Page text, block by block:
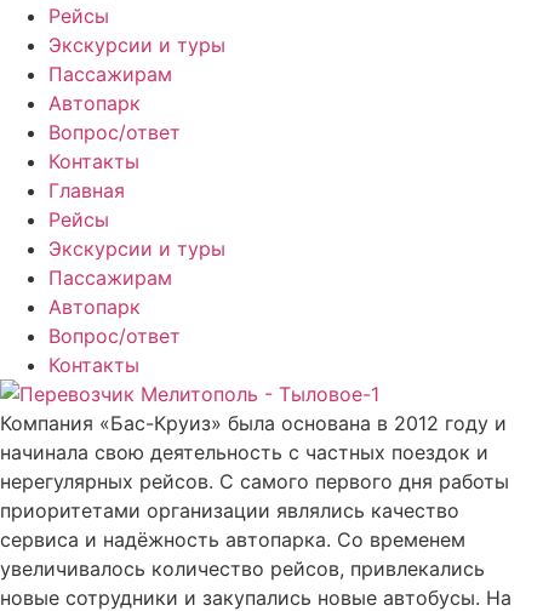
Рейсы
Экскурсии и туры
Пассажирам
Автопарк
Вопрос/ответ
Контакты
Главная
Рейсы
Экскурсии и туры
Пассажирам
Автопарк
Вопрос/ответ
Контакты
Компания «Бас-Круиз» была основана в 2012 году и
начинала свою деятельность с частных поездок и
нерегулярных рейсов. С самого первого дня работы
приоритетами организации являлись качество
сервиса и надёжность автопарка. Со временем
увеличивалось количество рейсов, привлекались
новые сотрудники и закупались новые автобусы. На